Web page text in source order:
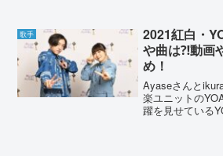
ます。向井康二
マ？芸能界の第
歌手
2021紅白・
や曲は⁈動画
め！
Ayaseさんと
楽ユニットの
躍を見せている